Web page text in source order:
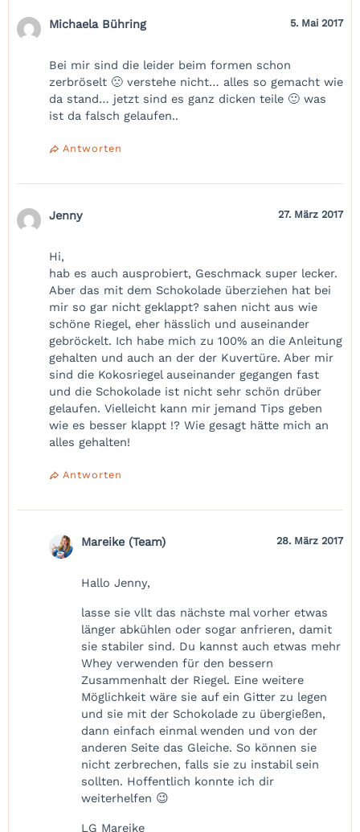
Michaela Bühring 5. Mai 2017
Bei mir sind die leider beim formen schon
zerbröselt 🙁 verstehe nicht… alles so gemacht wie
da stand… jetzt sind es ganz dicken teile 🙂 was
ist da falsch gelaufen..
Antworten
Jenny 27. März 2017
Hi,
hab es auch ausprobiert, Geschmack super lecker.
Aber das mit dem Schokolade überziehen hat bei
mir so gar nicht geklappt? sahen nicht aus wie
schöne Riegel, eher hässlich und auseinander
gebröckelt. Ich habe mich zu 100% an die Anleitung
gehalten und auch an der der Kuvertüre. Aber mir
sind die Kokosriegel auseinander gegangen fast
und die Schokolade ist nicht sehr schön drüber
gelaufen. Vielleicht kann mir jemand Tips geben
wie es besser klappt !? Wie gesagt hätte mich an
alles gehalten!
Antworten
Mareike (Team) 28. März 2017
Hallo Jenny,
lasse sie vllt das nächste mal vorher etwas
länger abkühlen oder sogar anfrieren, damit
sie stabiler sind. Du kannst auch etwas mehr
Whey verwenden für den bessern
Zusammenhalt der Riegel. Eine weitere
Möglichkeit wäre sie auf ein Gitter zu legen
und sie mit der Schokolade zu übergießen,
dann einfach einmal wenden und von der
anderen Seite das Gleiche. So können sie
nicht zerbrechen, falls sie zu instabil sein
sollten. Hoffentlich konnte ich dir
weiterhelfen 😉
LG Mareike